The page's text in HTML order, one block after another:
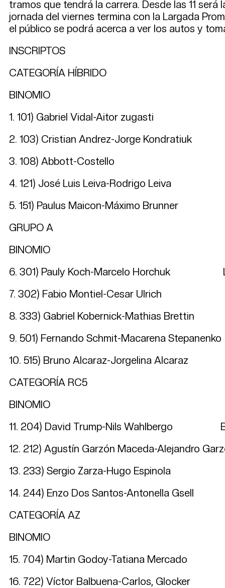
tramos que tendrá la carrera. Desde las 11
jornada del viernes termina con la Largada
el público se podrá acerca a ver los autos y
INSCRIPTOS
CATEGORÍA HÍBRIDO
BINOMIO
1. 101) Gabriel Vidal-Aitor
2. 103) Cristian Andrez-Jorge
3. 108) Abbott-
4. 121) José Luis Leiva-Rodrigo
5. 151) Paulus Maicon-Máximo
GRUPO A
BINOMIO
6. 301) Pauly Koch-Marcelo Horchuk
7. 302) Fabio Montiel-
8. 333) Gabriel Kobernick-Mathias
9. 501) Fernando Schmit-Macarena
10. 515) Bruno Alcaraz-
CATEGORÍA RC5
BINOMIO
11. 204) David Trump-Nils
12. 212) Agustín Garzón Maceda-
13. 233) Sergio Zarza-Hugo
14. 244) Enzo Dos Santos-Antonella
CATEGORÍA AZ
BINOMIO
15. 704) Martin Godoy-Tatiana
16. 722) Víctor Balbuena-